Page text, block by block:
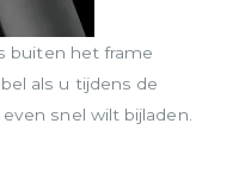
buiten het frame
als u tijdens de
snel wilt bijladen.